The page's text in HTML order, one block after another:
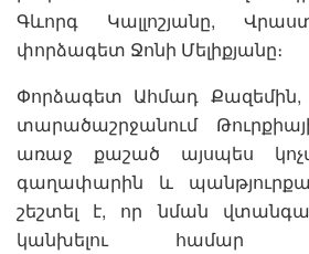
Գևորգ Կալլոշյանը,
փորձագետ Ջոնի Մելիքյանը։
Փորձագետ Ահմադ Քազեմին,
տարածաշրջանում
առաջ քաշած այսպես
գաղափարին և
շեշտել է, որ նման
կանխելու համար